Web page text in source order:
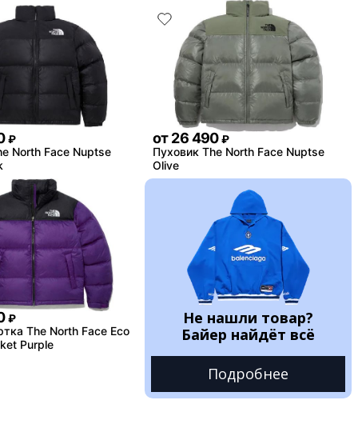
₽
North Face Nuptse
от 26 490 ₽
Пуховик The North Face Nuptse
Olive
₽
The North Face Eco
Purple
Не нашли товар?
Байер найдёт всё
Подробнее